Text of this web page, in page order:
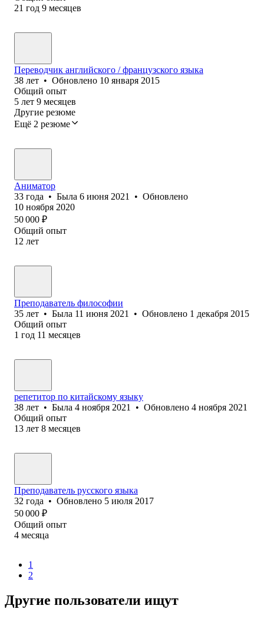
21 год 9 месяцев
Переводчик английского / французского языка
38 лет • Обновлено 10 января 2015
Общий опыт
5 лет 9 месяцев
Другие резюме
Ещё 2 резюме
Аниматор
33 года • Была 6 июня 2021 • Обновлено
10 ноября 2020
50 000 ₽
Общий опыт
12 лет
Преподаватель философии
35 лет • Была 11 июня 2021 • Обновлено 1 декабря 2015
Общий опыт
1 год 11 месяцев
репетитор по китайскому языку
38 лет • Была 4 ноября 2021 • Обновлено 4 ноября 2021
Общий опыт
13 лет 8 месяцев
Преподаватель русского языка
32 года • Обновлено 5 июля 2017
50 000 ₽
Общий опыт
4 месяца
1
2
Другие пользователи ищут